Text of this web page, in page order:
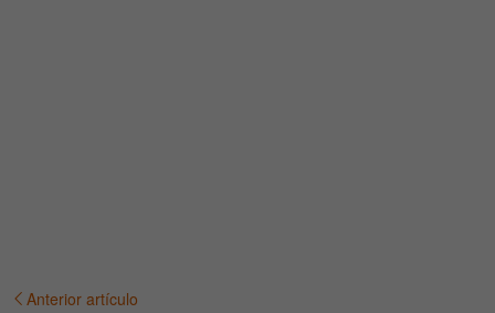
Anterior artículo